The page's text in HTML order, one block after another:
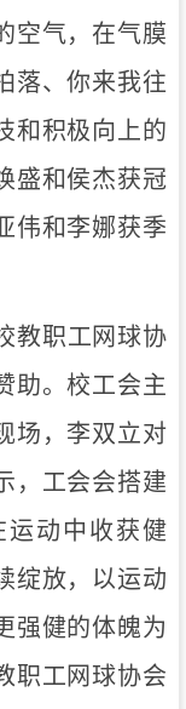
空气，在气膜
落、你来我往
和积极向上的
盛和侯杰获冠
伟和李娜获季
教职工网球协
助。校工会主
场，李双立对
，工会会搭建
运动中收获健
绽放，以运动
强健的体魄为
职工网球协会